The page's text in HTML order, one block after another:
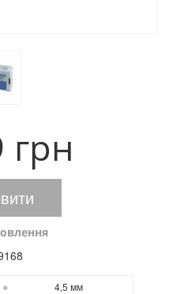
грн
4,5 мм